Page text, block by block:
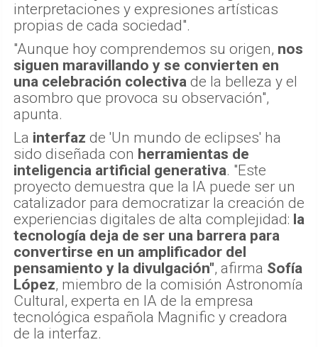
interpretaciones y expresiones artísticas
propias de cada sociedad".
"Aunque hoy comprendemos su origen, nos
siguen maravillando y se convierten en
una celebración colectiva de la belleza y el
asombro que provoca su observación",
apunta.
La interfaz de 'Un mundo de eclipses' ha
sido diseñada con herramientas de
inteligencia artificial generativa. "Este
proyecto demuestra que la IA puede ser un
catalizador para democratizar la creación de
experiencias digitales de alta complejidad: la
tecnología deja de ser una barrera para
convertirse en un amplificador del
pensamiento y la divulgación", afirma Sofía
López, miembro de la comisión Astronomía
Cultural, experta en IA de la empresa
tecnológica española Magnific y creadora
de la interfaz.